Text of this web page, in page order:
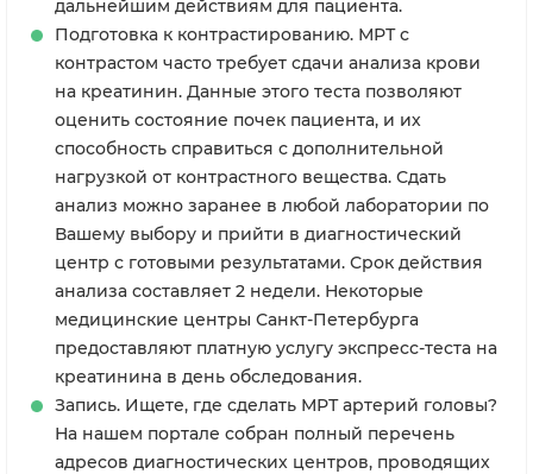
дальнейшим действиям для пациента.
Подготовка к контрастированию. МРТ с
контрастом часто требует сдачи анализа крови
на креатинин. Данные этого теста позволяют
оценить состояние почек пациента, и их
способность справиться с дополнительной
нагрузкой от контрастного вещества. Сдать
анализ можно заранее в любой лаборатории по
Вашему выбору и прийти в диагностический
центр с готовыми результатами. Срок действия
анализа составляет 2 недели. Некоторые
медицинские центры Санкт-Петербурга
предоставляют платную услугу экспресс-теста на
креатинина в день обследования.
Запись. Ищете, где сделать МРТ артерий головы?
На нашем портале собран полный перечень
адресов диагностических центров, проводящих